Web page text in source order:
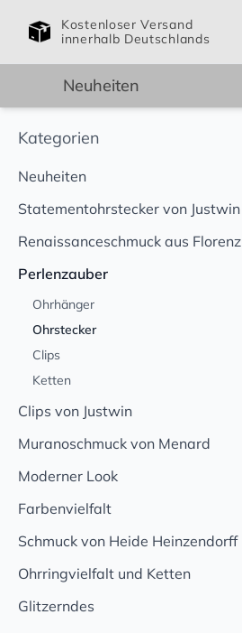
Kostenloser Versand
innerhalb Deutschlands
Neuheiten
Kategorien
Neuheiten
Statementohrstecker von Justwin
Renaissanceschmuck aus Florenz
Perlenzauber
Ohrhänger
Ohrstecker
Clips
Ketten
Clips von Justwin
Muranoschmuck von Menard
Moderner Look
Farbenvielfalt
Schmuck von Heide Heinzendorff
Ohrringvielfalt und Ketten
Glitzerndes